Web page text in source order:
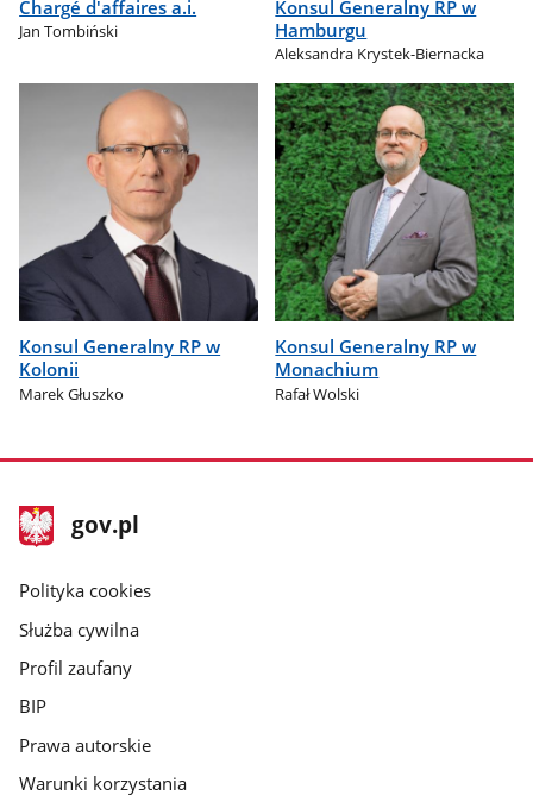
Chargé d'affaires a.i.
Jan Tombiński
Konsul Generalny RP w
Hamburgu
Aleksandra Krystek-Biernacka
Konsul Generalny RP w
Kolonii
Marek Głuszko
Konsul Generalny RP w
Monachium
Rafał Wolski
stopka
gov.pl
Strona
gov.pl
gov.pl
Polityka cookies
Służba cywilna
Profil zaufany
BIP
Prawa autorskie
Warunki korzystania